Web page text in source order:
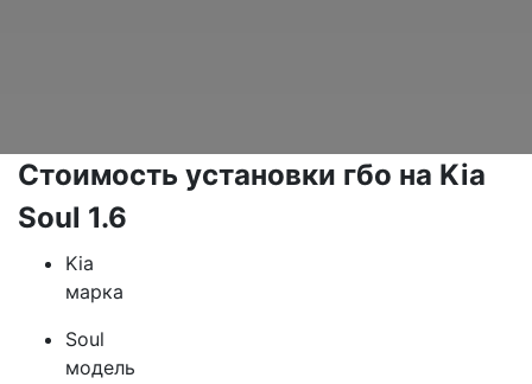
Стоимость установки гбо на Kia
Soul 1.6
Kia
марка
Soul
модель